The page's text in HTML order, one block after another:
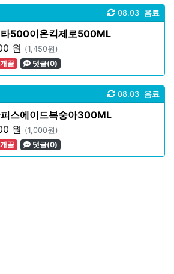
음료
08.03
500이온킥제로500ML
원 (1,450원)
개꿀 댓글(0)
음료
08.03
스에이드복숭아300ML
원 (1,000원)
개꿀 댓글(0)